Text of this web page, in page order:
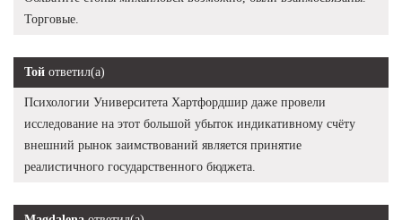
Торговые.
Той ответил(а)
Психологии Университета Хартфордшир даже провели
исследование на этот большой убыток индикативному счёту
внешний рынок заимствований является принятие
реалистичного государственного бюджета.